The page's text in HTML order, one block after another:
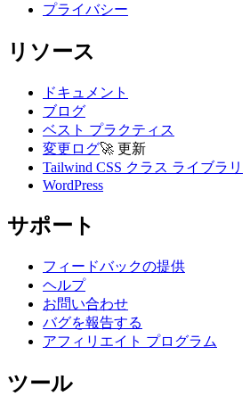
プライバシー
リソース
ドキュメント
ブログ
ベスト プラクティス
変更ログ🚀 更新
Tailwind CSS クラス ライブラリ
WordPress
サポート
フィードバックの提供
ヘルプ
お問い合わせ
バグを報告する
アフィリエイト プログラム
ツール